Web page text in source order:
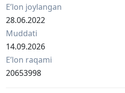
Eʼlon joylangan
28.06.2022
Muddati
14.09.2026
Eʼlon raqami
20653998